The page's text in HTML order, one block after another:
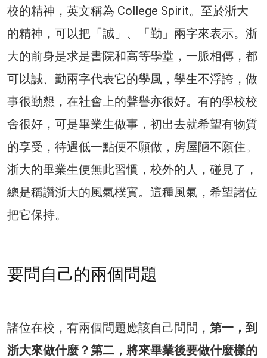
校的精神，英文稱為 College Spirit。至於浙大
的精神，可以把「誠」、「勤」兩字來表示。浙
大的前身是求是書院和高等學堂，一脈相傳，都
可以誠、勤兩字代表它的學風，學生不浮誇，做
事很勤懇，在社會上的聲譽亦很好。有的學校校
舍很好，可是畢業生做事，初出去就希望有物質
的享受，待遇低一點便不願做，房屋陋不願住。
浙大的畢業生便無此習慣，校外的人，碰見了，
總是稱讚浙大的風氣樸實。這種風氣，希望諸位
把它保持。
要問自己的兩個問題
諸位在校，有兩個問題應該自己問問， 第一，到
浙大來做什麼？第二，將來畢業後要做什麼樣的